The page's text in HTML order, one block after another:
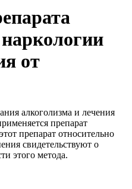
от
алкоголизма и лечения
препарат
препарат относительно
свидетельствуют о
этого метода.